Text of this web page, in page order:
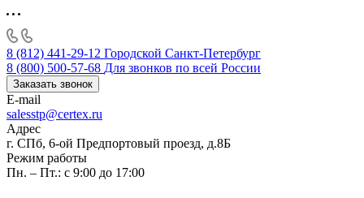
8 (812) 441-29-12 Городской Санкт-Петербург
8 (800) 500-57-68 Для звонков по всей России
Заказать звонок
E-mail
salesstp@certex.ru
Адрес
г. СПб, 6-ой Предпортовый проезд, д.8Б
Режим работы
Пн. – Пт.: с 9:00 до 17:00